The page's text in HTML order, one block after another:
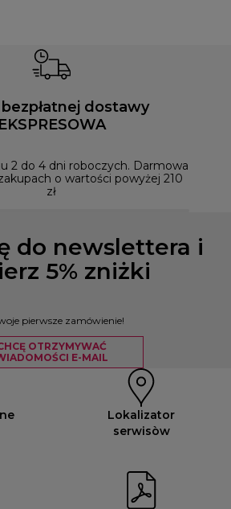
dostawy
EKSPRESOWA
2 do 4 dni roboczych. Darmowa
o wartości powyżej 210
zł
do newslettera i
5% zniżki
pierwsze zamówienie!
OTRZYMYWAĆ
E-MAIL
Lokalizator
serwisòw